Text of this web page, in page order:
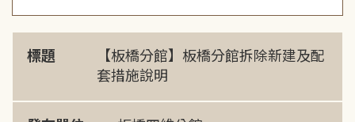
標題
【板橋分館】板橋分館拆除新建及配
套措施說明